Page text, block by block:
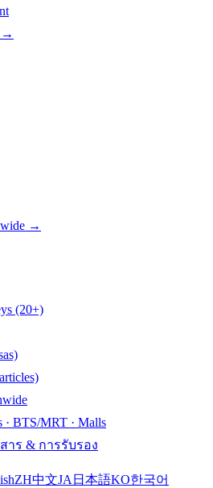
→
→
(20+)
· BTS/MRT · Malls
าร & การรับรอง
ZH中文JA 日本語KO한국어